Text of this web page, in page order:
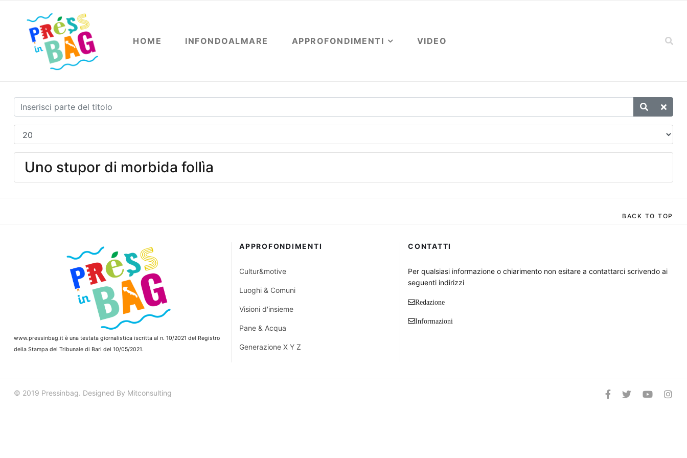
HOME INFONDOALMARE APPROFONDIMENTI VIDEO
Uno stupor di morbida follìa
BACK TO TOP
www.pressinbag.it è una testata giornalistica iscritta al n. 10/2021 del Registro
della Stampa del Tribunale di Bari del 10/05/2021.
APPROFONDIMENTI
Cultur&motive
Luoghi & Comuni
Visioni d'insieme
Pane & Acqua
Generazione X Y Z
CONTATTI
Per qualsiasi informazione o chiarimento non esitare a contattarci scrivendo ai
seguenti indirizzi
Redazione
Informazioni
© 2019 Pressinbag. Designed By Mitconsulting